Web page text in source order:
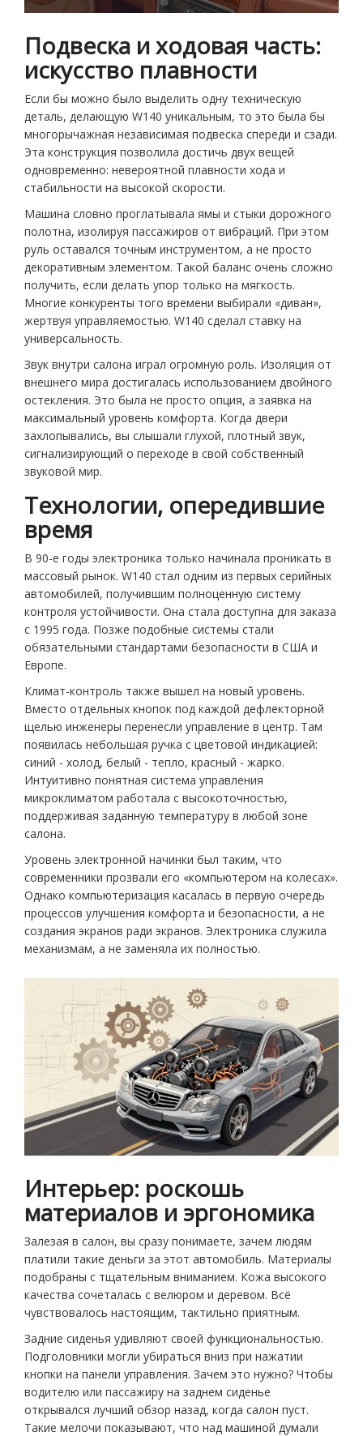
Подвеска и ходовая часть:
искусство плавности
Если бы можно было выделить одну техническую
деталь, делающую W140 уникальным, то это была бы
многорычажная независимая подвеска спереди и сзади.
Эта конструкция позволила достичь двух вещей
одновременно: невероятной плавности хода и
стабильности на высокой скорости.
Машина словно проглатывала ямы и стыки дорожного
полотна, изолируя пассажиров от вибраций. При этом
руль оставался точным инструментом, а не просто
декоративным элементом. Такой баланс очень сложно
получить, если делать упор только на мягкость.
Многие конкуренты того времени выбирали «диван»,
жертвуя управляемостью. W140 сделал ставку на
универсальность.
Звук внутри салона играл огромную роль. Изоляция от
внешнего мира достигалась использованием двойного
остекления. Это была не просто опция, а заявка на
максимальный уровень комфорта. Когда двери
захлопывались, вы слышали глухой, плотный звук,
сигнализирующий о переходе в свой собственный
звуковой мир.
Технологии, опередившие
время
В 90-е годы электроника только начинала проникать в
массовый рынок. W140 стал одним из первых серийных
автомобилей, получившим полноценную систему
контроля устойчивости. Она стала доступна для заказа
с 1995 года. Позже подобные системы стали
обязательными стандартами безопасности в США и
Европе.
Климат-контроль также вышел на новый уровень.
Вместо отдельных кнопок под каждой дефлекторной
щелью инженеры перенесли управление в центр. Там
появилась небольшая ручка с цветовой индикацией:
синий - холод, белый - тепло, красный - жарко.
Интуитивно понятная система управления
микроклиматом работала с высокоточностью,
поддерживая заданную температуру в любой зоне
салона.
Уровень электронной начинки был таким, что
современники прозвали его «компьютером на колесах».
Однако компьютеризация касалась в первую очередь
процессов улучшения комфорта и безопасности, а не
создания экранов ради экранов. Электроника служила
механизмам, а не заменяла их полностью.
Интерьер: роскошь
материалов и эргономика
Залезая в салон, вы сразу понимаете, зачем людям
платили такие деньги за этот автомобиль. Материалы
подобраны с тщательным вниманием. Кожа высокого
качества сочеталась с велюром и деревом. Всё
чувствовалось настоящим, тактильно приятным.
Задние сиденья удивляют своей функциональностью.
Подголовники могли убираться вниз при нажатии
кнопки на панели управления. Зачем это нужно? Чтобы
водителю или пассажиру на заднем сиденье
открывался лучший обзор назад, когда салон пуст.
Такие мелочи показывают, что над машиной думали